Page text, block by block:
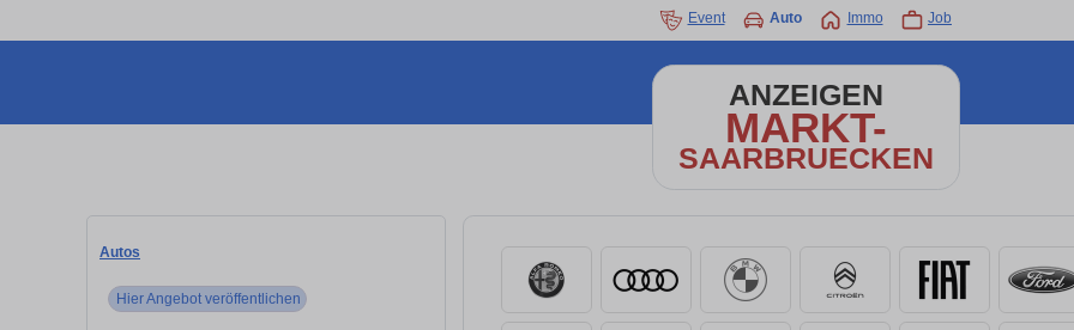
Event Auto Immo Job
ANZEIGEN
MARKT-
SAARBRUECKEN
Autos
Hier Angebot veröffentlichen